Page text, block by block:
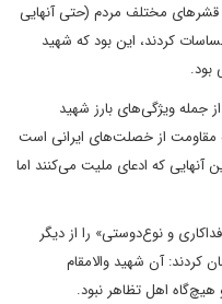
قشرهای مختلف مردم (حتی آنهایی
کردند، این بود که شهید
بود.
جمله ویژگی‌های بارز شهید
مقاومت از خصلت‌های ایرانی است
آنهایی که ادعای ملیت می‌کنند اما
و نوع‌دوستی» را از دیگر
کردند: آن شهید والامقام
اهل تظاهر نبود.